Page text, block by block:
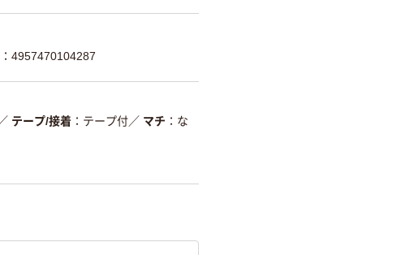
4957470104287
／ テープ/接着 テープ付／ マチ
な